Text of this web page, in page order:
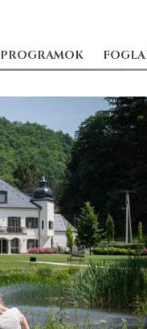
PROGRAMOK